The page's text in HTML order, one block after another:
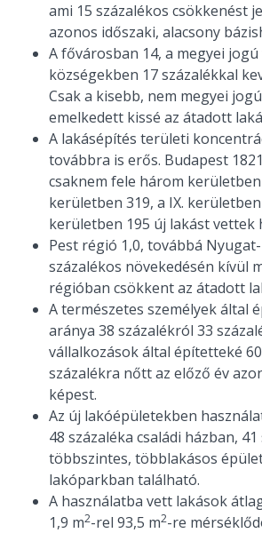
ami 15 százalékos csökkenést
azonos időszaki, alacsony
A fővárosban 14, a megyei
községekben 17 százalékkal
Csak a kisebb, nem megyei
emelkedett kissé az átadott
A lakásépítés területi
továbbra is erős. Budapest
csaknem fele három
kerületben 319, a IX. kerületben
kerületben 195 új lakást vettek
Pest régió 1,0, továbbá
százalékos növekedésén kívül
régióban csökkent az átadott
A természetes személyek által
aránya 38 százalékról 33
vállalkozások által építetteké
százalékra nőtt az előző év
képest.
Az új lakóépületekben
48 százaléka családi házban, 41
többszintes, többlakásos
lakóparkban található.
A használatba vett lakások
1,9 m2-rel 93,5 m2-re